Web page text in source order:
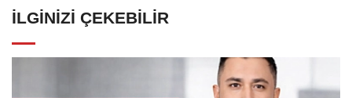
İLGINIZI ÇEKEBILIR